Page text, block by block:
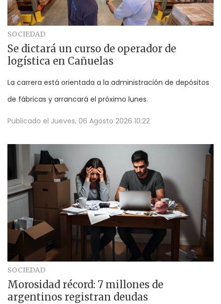
SOCIEDAD
Se dictará un curso de operador de
logística en Cañuelas
La carrera está orientada a la administración de depósitos
de fábricas y arrancará el próximo lunes.
Publicado el Jueves, 06 Agosto 2026 10:22
SOCIEDAD
Morosidad récord: 7 millones de
argentinos registran deudas